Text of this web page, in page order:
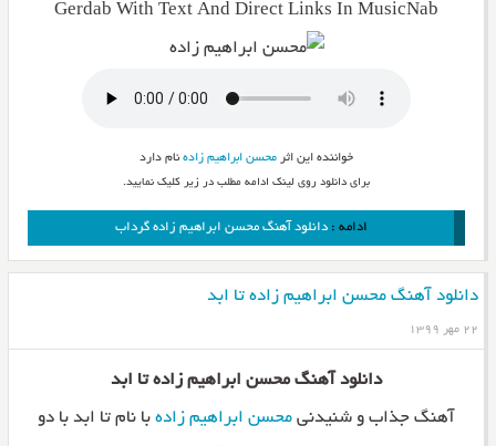
Gerdab With Text And Direct Links In MusicNab
خواننده این اثر محسن ابراهیم زادهنام دارد
برای دانلود روی لینک ادامه مطلب در زیر کلیک نمایید.
ادامه :دانلود آهنگ محسن ابراهیم زاده گرداب
دانلود آهنگ محسن ابراهیم زاده تا ابد
۲۲ مهر ۱۳۹۹
دانلود آهنگ محسن ابراهیم زاده تا ابد
آهنگ جذاب و شنیدنی محسن ابراهیم زادهبا نام تا ابد با دو